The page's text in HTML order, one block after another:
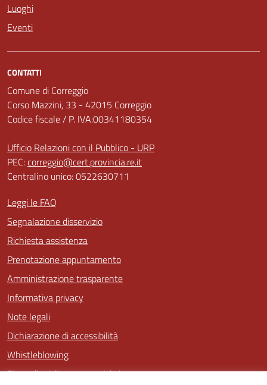
Luoghi
Eventi
CONTATTI
Comune di Correggio
Corso Mazzini, 33 - 42015 Correggio
Codice fiscale / P. IVA:00341180354
Ufficio Relazioni con il Pubblico - URP
PEC:correggio@cert.provincia.re.it
Centralino unico: 0522630711
Leggi le FAQ
Segnalazione disservizio
Richiesta assistenza
Prenotazione appuntamento
Amministrazione trasparente
Informativa privacy
Note legali
Dichiarazione di accessibilità
Whistleblowing
Piano di miglioramento del sito